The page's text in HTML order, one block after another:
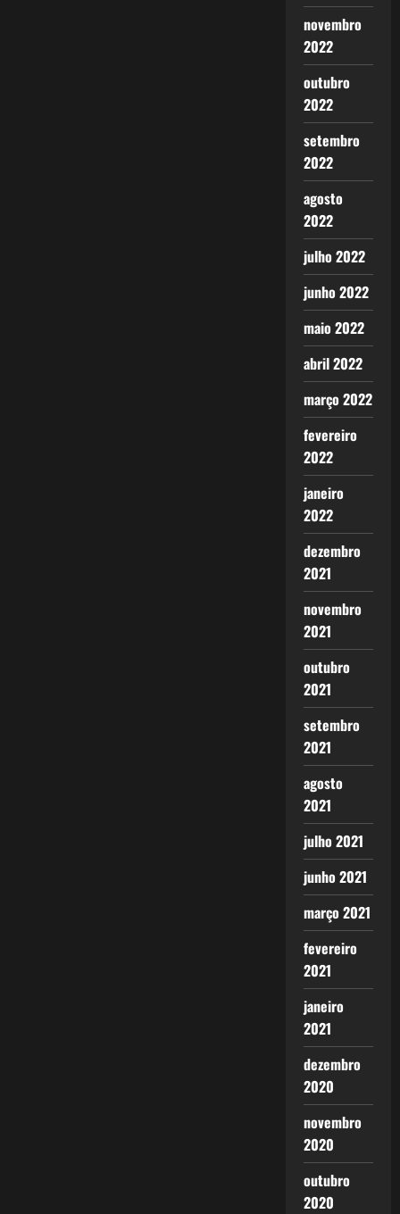
novembro
2022
outubro
2022
setembro
2022
agosto
2022
julho 2022
junho 2022
maio 2022
abril 2022
março 2022
fevereiro
2022
janeiro
2022
dezembro
2021
novembro
2021
outubro
2021
setembro
2021
agosto
2021
julho 2021
junho 2021
março 2021
fevereiro
2021
janeiro
2021
dezembro
2020
novembro
2020
outubro
2020